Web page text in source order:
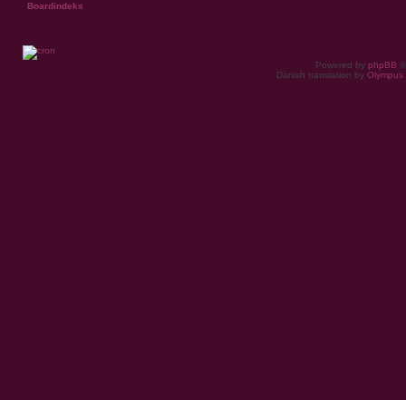
Boardindeks
Powered by phpBB
Danish translation by Olympus